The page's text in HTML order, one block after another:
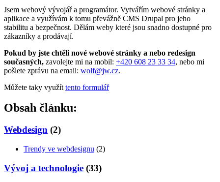
Jsem webový vývojář a programátor. Vytvářím webové stránky a
aplikace a využívám k tomu převážně CMS Drupal pro jeho
stabilitu a bezpečnost. Dělám weby které jsou snadno dostupné pro
zákazníky a prodávají.
Pokud by jste chtěli nové webové stránky a nebo redesign
současných, zavolejte mi na mobil: +420 608 23 33 34, nebo mi
pošlete zprávu na email: wolf@jw.cz.
Můžete taky využít tento formulář
Obsah článku:
Webdesign (2)
Trendy ve webdesignu (2)
Vývoj a technologie (33)